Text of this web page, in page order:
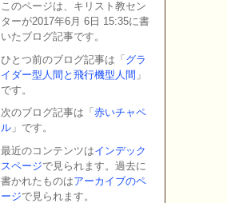
このページは、キリスト教セン
ターが2017年6月 6日 15:35に書
いたブログ記事です。
ひとつ前のブログ記事は「グラ
イダー型人間と飛行機型人間 」
です。
次のブログ記事は「 赤いチャペ
ル 」です。
最近のコンテンツはインデック
スページで見られます。過去に
書かれたものはアーカイブのペ
ージで見られます。